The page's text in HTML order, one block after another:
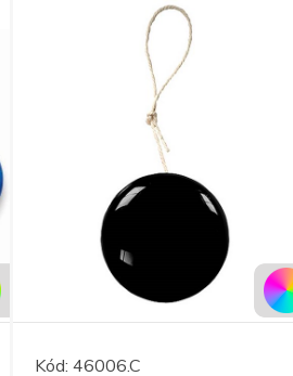
Kód: 46006.C